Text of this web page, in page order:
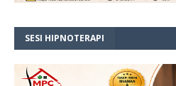
SESI HIPNOTERAPI